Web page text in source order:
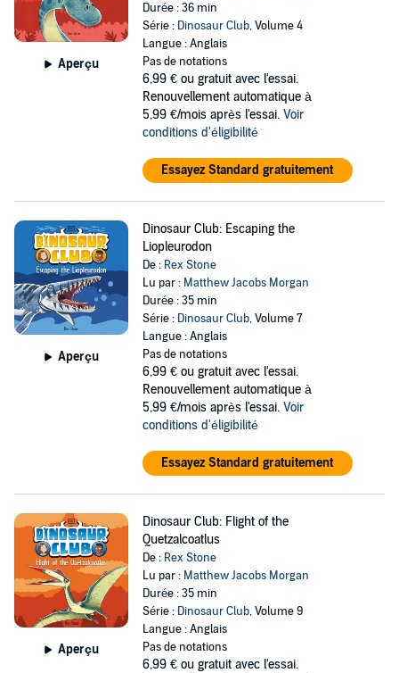
Aperçu
Durée : 36 min
Série : Dinosaur Club, Volume 4
Langue : Anglais
Pas de notations
6,99 € ou gratuit avec l'essai.
Renouvellement automatique à
5,99 €/mois après l'essai. Voir
conditions d'éligibilité
Essayez Standard gratuitement
Aperçu
Dinosaur Club: Escaping the
Liopleurodon
De : Rex Stone
Lu par : Matthew Jacobs Morgan
Durée : 35 min
Série : Dinosaur Club, Volume 7
Langue : Anglais
Pas de notations
6,99 € ou gratuit avec l'essai.
Renouvellement automatique à
5,99 €/mois après l'essai. Voir
conditions d'éligibilité
Essayez Standard gratuitement
Aperçu
Dinosaur Club: Flight of the
Quetzalcoatlus
De : Rex Stone
Lu par : Matthew Jacobs Morgan
Durée : 35 min
Série : Dinosaur Club, Volume 9
Langue : Anglais
Pas de notations
6,99 € ou gratuit avec l'essai.